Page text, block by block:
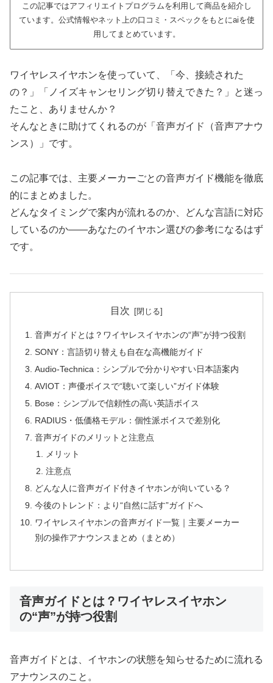
この記事ではアフィリエイトプログラムを利用して商品を紹介し
ています。公式情報やネット上の口コミ・スペックをもとにaiを使
用してまとめています。
ワイヤレスイヤホンを使っていて、「今、接続された
の？」「ノイズキャンセリング切り替えできた？」と迷っ
たこと、ありませんか？
そんなときに助けてくれるのが「音声ガイド（音声アナウ
ンス）」です。
この記事では、主要メーカーごとの音声ガイド機能を徹底
的にまとめました。
どんなタイミングで案内が流れるのか、どんな言語に対応
しているのか――あなたのイヤホン選びの参考になるはず
です。
目次
音声ガイドとは？ワイヤレスイヤホンの“声”が持つ役割
SONY：言語切り替えも自在な高機能ガイド
Audio-Technica：シンプルで分かりやすい日本語案内
AVIOT：声優ボイスで“聴いて楽しい”ガイド体験
Bose：シンプルで信頼性の高い英語ボイス
RADIUS・低価格モデル：個性派ボイスで差別化
音声ガイドのメリットと注意点
メリット
注意点
どんな人に音声ガイド付きイヤホンが向いている？
今後のトレンド：より“自然に話す”ガイドへ
ワイヤレスイヤホンの音声ガイド一覧｜主要メーカー
別の操作アナウンスまとめ（まとめ）
音声ガイドとは？ワイヤレスイヤホン
の“声”が持つ役割
音声ガイドとは、イヤホンの状態を知らせるために流れる
アナウンスのこと。